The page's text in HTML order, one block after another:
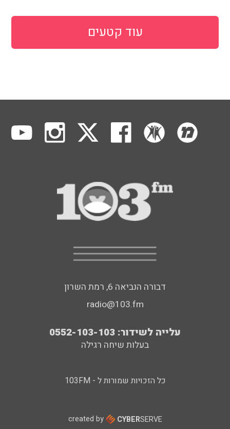
עוד קטעים
דבורה הנביאה 6, רמת השרון
radio@103.fm
עלייה לשידור: 0552-103-103
בעלות שיחה רגילה
כל הזכויות שמורות ל - 103FM
created by CYBERSERVE